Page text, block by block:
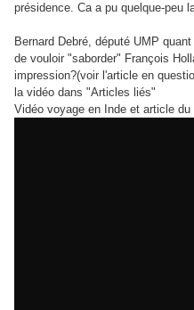
présidence. Ca a pu quelque-peu
Bernard Debré, député UMP
de vouloir "saborder" François
impression?(voir l'article en
la vidéo dans "Articles liés"
Vidéo voyage en Inde et article du